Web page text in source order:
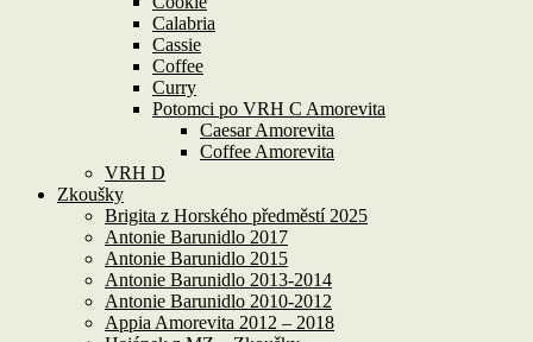
Calabria
Cassie
Coffee
Curry
Potomci po VRH C Amorevita
Caesar Amorevita
Coffee Amorevita
VRH D
Zkoušky
Brigita z Horského předměstí 2025
Antonie Barunidlo 2017
Antonie Barunidlo 2015
Antonie Barunidlo 2013-2014
Antonie Barunidlo 2010-2012
Appia Amorevita 2012 – 2018